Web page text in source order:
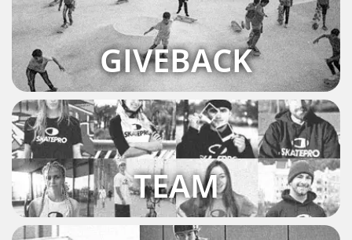
GIVEBACK
TEAM